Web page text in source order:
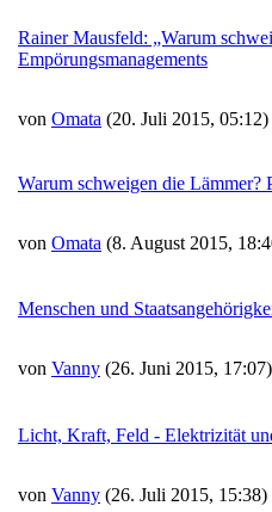
Rainer Mausfeld: „Warum
Empörungsmanagements
von Omata (20. Juli 2015, 05:12)
Warum schweigen die Lämmer?
von Omata (8. August 2015,
Menschen und
von Vanny (26. Juni 2015, 17:07)
Licht, Kraft, Feld - Elektrizität
von Vanny (26. Juli 2015, 15:38)